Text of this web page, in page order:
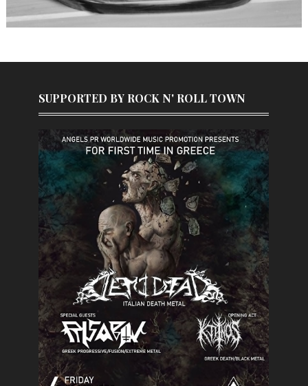
SUPPORTED BY ROCK N' ROLL TOWN